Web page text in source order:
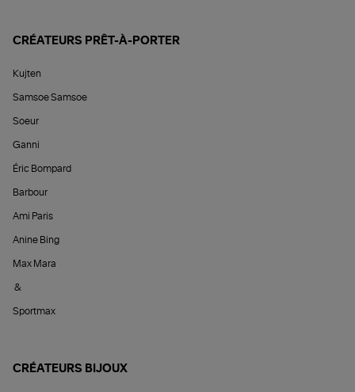
CRÉATEURS PRÊT-À-PORTER
Kujten
Samsoe Samsoe
Soeur
Ganni
Éric Bompard
Barbour
Ami Paris
Anine Bing
Max Mara
&
Sportmax
CRÉATEURS BIJOUX